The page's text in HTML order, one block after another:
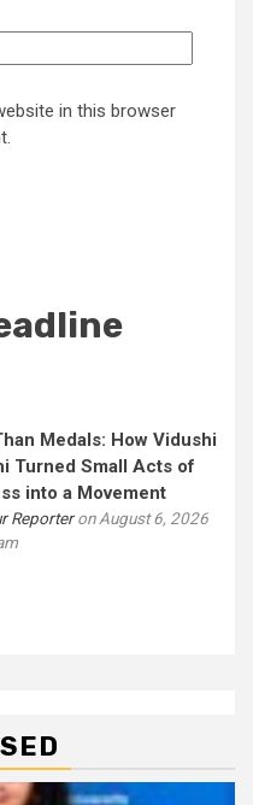
in this browser
Medals: How Vidushi
Turned Small Acts of
into a Movement
Reporteron August 6, 2026